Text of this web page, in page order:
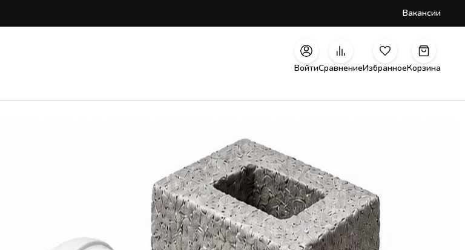
Вакансии
ВойтиСравнениеИзбранноеКорзина